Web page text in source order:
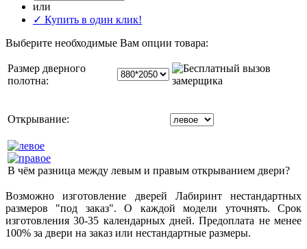
или
✓ Купить в один клик!
Выберите необходимые Вам опции товара:
Размер дверного
полотна:
Открывание:
В чём разница между левым и правым открыванием двери?
Возможно изготовление дверей Лабиринт нестандартных
размеров "под заказ". О каждой модели уточнять. Срок
изготовления 30-35 календарных дней. Предоплата не менее
100% за двери на заказ или нестандартные размеры.